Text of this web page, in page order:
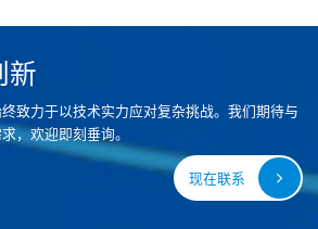
新
致力于以技术实力应对复杂挑战。我们期待与
，欢迎即刻垂询。
现在联系